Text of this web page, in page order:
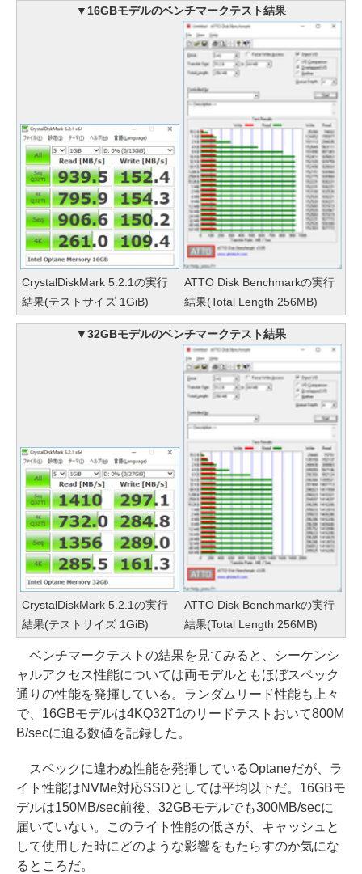
▼16GBモデルのベンチマークテスト結果
CrystalDiskMark 5.2.1の実行
結果(テストサイズ 1GiB)
ATTO Disk Benchmarkの実行
結果(Total Length 256MB)
▼32GBモデルのベンチマークテスト結果
CrystalDiskMark 5.2.1の実行
結果(テストサイズ 1GiB)
ATTO Disk Benchmarkの実行
結果(Total Length 256MB)
ベンチマークテストの結果を見てみると、シーケンシ
ャルアクセス性能については両モデルともほぼスペック
通りの性能を発揮している。ランダムリード性能も上々
で、16GBモデルは4KQ32T1のリードテストおいて800M
B/secに迫る数値を記録した。
スペックに違わぬ性能を発揮しているOptaneだが、ラ
イト性能はNVMe対応SSDとしては平均以下だ。16GBモ
デルは150MB/sec前後、32GBモデルでも300MB/secに
届いていない。このライト性能の低さが、キャッシュと
して使用した時にどのような影響をもたらすのか気にな
るところだ。